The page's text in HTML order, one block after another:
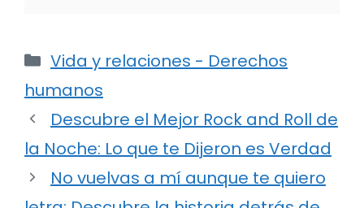
Categorías
Vida y relaciones - Derechos
humanos
Descubre el Mejor Rock and Roll de
la Noche: Lo que te Dijeron es Verdad
No vuelvas a mí aunque te quiero